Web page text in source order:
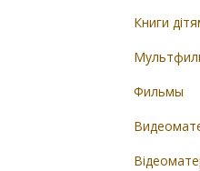
Книги
Фильмы